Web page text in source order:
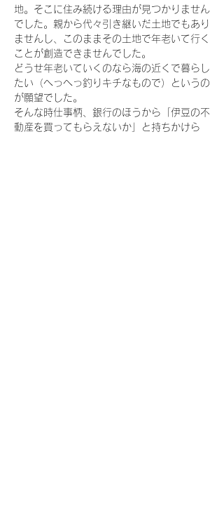
地。そこに住み続ける理由が見つかりません
でした。親から代々引き継いだ土地でもあり
ませんし、このままその土地で年老いて行く
ことが創造できませんでした。
どうせ年老いていくのなら海の近くで暮らし
たい（へっへっ釣りキチなもので）というの
が願望でした。
そんな時仕事柄、銀行のほうから「伊豆の不
動産を買ってもらえないか」と持ちかけら